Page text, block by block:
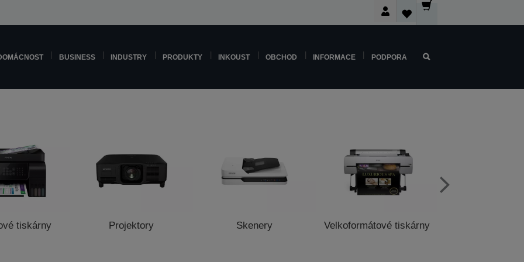
BUSINESS INDUSTRY PRODUKTY INKOUST OBCHOD INFORMACE PODPORA
tiskárny Projektory Skenery Velkoformátové tiskárny